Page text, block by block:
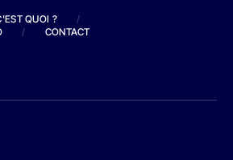
QUOI ?
/
/ CONTACT